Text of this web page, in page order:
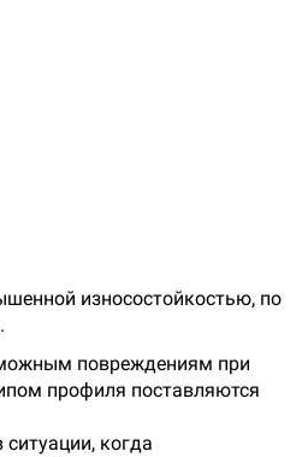
износостойкостью, по
повреждениям при
профиля поставляются
когда